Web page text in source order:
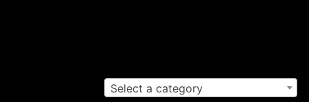
Select a category